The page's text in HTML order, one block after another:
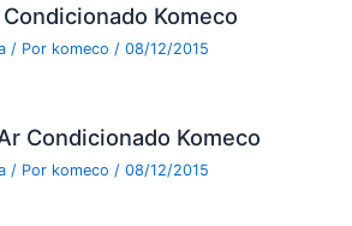
Komeco
/ Por komeco /08/12/2015
Condicionado Komeco
/ Por komeco /08/12/2015